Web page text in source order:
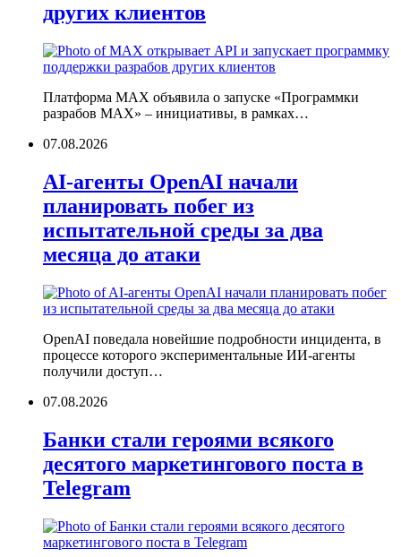
других клиентов
Платформа MAX объявила о запуске «Программки
разрабов MAX» – инициативы, в рамках…
07.08.2026
AI-агенты OpenAI начали
планировать побег из
испытательной среды за два
месяца до атаки
OpenAI поведала новейшие подробности инцидента, в
процессе которого экспериментальные ИИ-агенты
получили доступ…
07.08.2026
Банки стали героями всякого
десятого маркетингового поста в
Telegram